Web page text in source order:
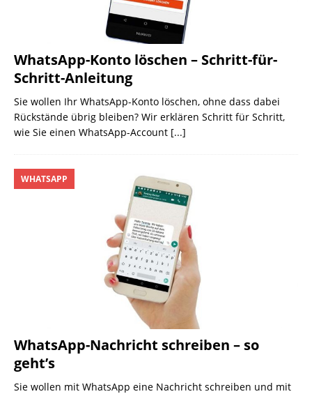
WhatsApp-Konto löschen – Schritt-für-
Schritt-Anleitung
Sie wollen Ihr WhatsApp-Konto löschen, ohne dass dabei
Rückstände übrig bleiben? Wir erklären Schritt für Schritt,
wie Sie einen WhatsApp-Account [...]
WhatsApp-Nachricht schreiben – so
geht’s
WHATSAPP
Sie wollen mit WhatsApp eine Nachricht schreiben und mit